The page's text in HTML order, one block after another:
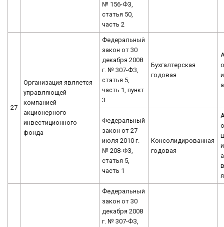
№ 156-ФЗ,
статья 50,
часть 2
27
Организация является
управляющей
компанией
акционерного
инвестиционного
фонда
Федеральный
закон от 30
декабря 2008
г. № 307-ФЗ,
статья 5,
часть 1, пункт
3
Бухгалтерская
годовая
Федеральный
закон от 27
июля 2010 г.
№ 208-ФЗ,
статья 5,
часть 1
Консолидированная
годовая
Федеральный
закон от 30
декабря 2008
г. № 307-ФЗ,